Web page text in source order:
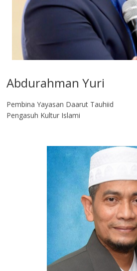
Abdurahman Yuri
Pembina Yayasan Daarut Tauhiid
Pengasuh Kultur Islami